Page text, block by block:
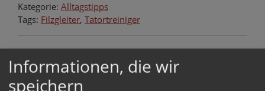
Kategorie: Alltagstipps
Tags: Filzgleiter, Tatortreiniger
Sets von QuickClick für
jeden Bodenbelag
Kunststoff – diesem Gleiter
Informationen, die wir
speichern